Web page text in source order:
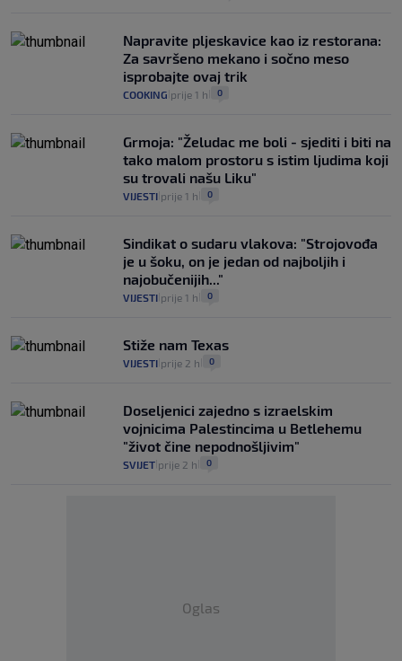
Napravite pljeskavice kao iz restorana:
Za savršeno mekano i sočno meso
isprobajte ovaj trik
COOKING prije 1 h 0
Grmoja: "Želudac me boli - sjediti i biti na
tako malom prostoru s istim ljudima koji
su trovali našu Liku"
VIJESTI prije 1 h 0
Sindikat o sudaru vlakova: "Strojovođa
je u šoku, on je jedan od najboljih i
najobučenijih..."
VIJESTI prije 1 h 0
Stiže nam Texas
VIJESTI prije 2 h 0
Doseljenici zajedno s izraelskim
vojnicima Palestincima u Betlehemu
"život čine nepodnošljivim"
SVIJET prije 2 h 0
Oglas